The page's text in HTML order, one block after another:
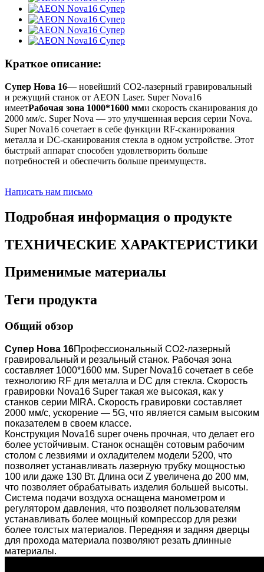
Краткое описание:
Супер Нова 16— новейший CO2-лазерный гравировальный
и режущий станок от AEON Laser. Super Nova16
имеетРабочая зона 1000*1600 мми скорость сканирования до
2000 мм/с. Super Nova — это улучшенная версия серии Nova.
Super Nova16 сочетает в себе функции RF-сканирования
металла и DC-сканирования стекла в одном устройстве. Этот
быстрый аппарат способен удовлетворить больше
потребностей и обеспечить больше преимуществ.
Написать нам письмо
Подробная информация о продукте
ТЕХНИЧЕСКИЕ ХАРАКТЕРИСТИКИ
Применимые материалы
Теги продукта
Общий обзор
Супер Нова 16Профессиональный CO2-лазерный
гравировальный и резальный станок. Рабочая зона
составляет 1000*1600 мм. Super Nova16 сочетает в себе
технологию RF для металла и DC для стекла. Скорость
гравировки Nova16 Super такая же высокая, как у
станков серии MIRA. Скорость гравировки составляет
2000 мм/с, ускорение — 5G, что является самым высоким
показателем в своем классе.
Конструкция Nova16 super очень прочная, что делает его
более устойчивым. Станок оснащён сотовым рабочим
столом с лезвиями и охладителем модели 5200, что
позволяет устанавливать лазерную трубку мощностью
100 или даже 130 Вт. Длина оси Z увеличена до 200 мм,
что позволяет обрабатывать изделия большей высоты.
Система подачи воздуха оснащена манометром и
регулятором давления, что позволяет пользователям
устанавливать более мощный компрессор для резки
более толстых материалов. Передняя и задняя дверцы
для прохода материала позволяют резать длинные
материалы.